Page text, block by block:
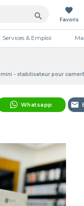
search
favorite
Favoris
Services & Emploi
- stabilisateur pour
Whatsapp email